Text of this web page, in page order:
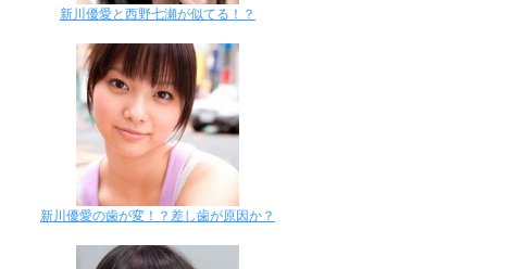
新川優愛と西野七瀬が似てる！？
新川優愛の歯が変！？差し歯が原因か？